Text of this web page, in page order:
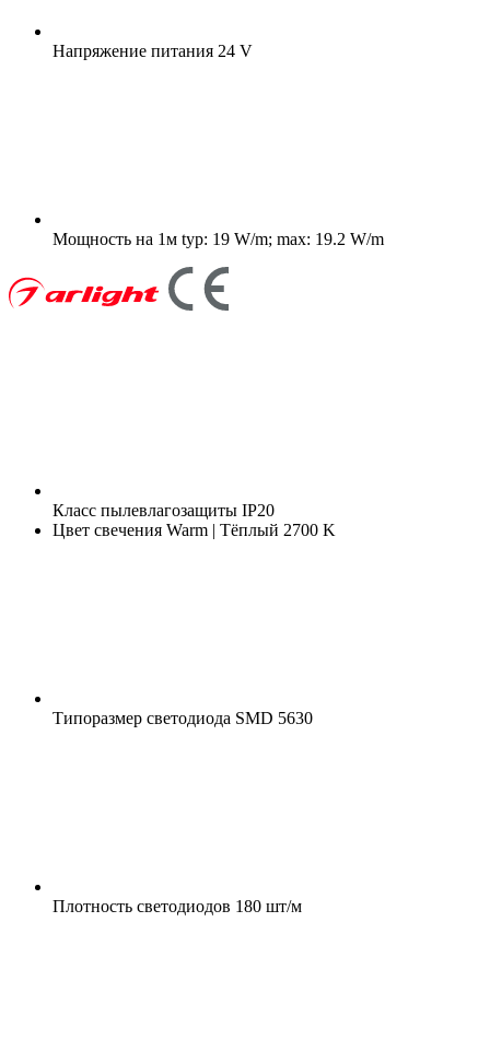
Напряжение питания 24 V
Мощность на 1м typ: 19 W/m; max: 19.2 W/m
Класс пылевлагозащиты IP20
Цвет свечения Warm | Тёплый 2700 K
Типоразмер светодиода SMD 5630
Плотность светодиодов 180 шт/м